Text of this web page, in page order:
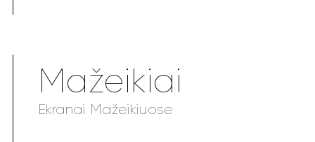
Mažeikiai
Ekranai Mažeikiuose